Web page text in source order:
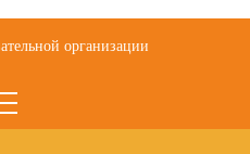
организации